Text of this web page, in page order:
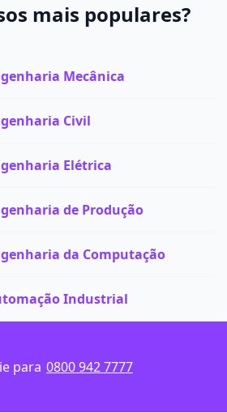
mais populares?
Mecânica
Civil
Elétrica
de Produção
da Computação
Industrial
para 0800 942 7777